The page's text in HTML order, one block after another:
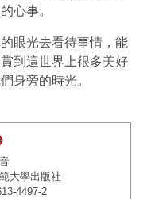
心事。
眼光去看待事情，能
到這世界上很多美好
身旁的時光。
大學出版社
4497-2